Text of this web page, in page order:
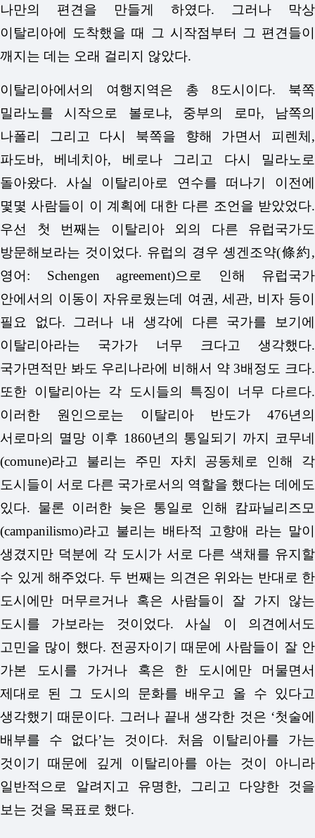
나만의 편견을 만들게 하였다. 그러나 막상
이탈리아에 도착했을 때 그 시작점부터 그 편견들이
깨지는 데는 오래 걸리지 않았다.
이탈리아에서의 여행지역은 총 8도시이다. 북쪽
밀라노를 시작으로 볼로냐, 중부의 로마, 남쪽의
나폴리 그리고 다시 북쪽을 향해 가면서 피렌체,
파도바, 베네치아, 베로나 그리고 다시 밀라노로
돌아왔다. 사실 이탈리아로 연수를 떠나기 이전에
몇몇 사람들이 이 계획에 대한 다른 조언을 받았었다.
우선 첫 번째는 이탈리아 외의 다른 유럽국가도
방문해보라는 것이었다. 유럽의 경우 솅겐조약(條約,
영어: Schengen agreement)으로 인해 유럽국가
안에서의 이동이 자유로웠는데 여권, 세관, 비자 등이
필요 없다. 그러나 내 생각에 다른 국가를 보기에
이탈리아라는 국가가 너무 크다고 생각했다.
국가면적만 봐도 우리나라에 비해서 약 3배정도 크다.
또한 이탈리아는 각 도시들의 특징이 너무 다르다.
이러한 원인으로는 이탈리아 반도가 476년의
서로마의 멸망 이후 1860년의 통일되기 까지 코무네
(comune)라고 불리는 주민 자치 공동체로 인해 각
도시들이 서로 다른 국가로서의 역할을 했다는 데에도
있다. 물론 이러한 늦은 통일로 인해 캄파닐리즈모
(campanilismo)라고 불리는 배타적 고향애 라는 말이
생겼지만 덕분에 각 도시가 서로 다른 색채를 유지할
수 있게 해주었다. 두 번째는 의견은 위와는 반대로 한
도시에만 머무르거나 혹은 사람들이 잘 가지 않는
도시를 가보라는 것이었다. 사실 이 의견에서도
고민을 많이 했다. 전공자이기 때문에 사람들이 잘 안
가본 도시를 가거나 혹은 한 도시에만 머물면서
제대로 된 그 도시의 문화를 배우고 올 수 있다고
생각했기 때문이다. 그러나 끝내 생각한 것은 ‘첫술에
배부를 수 없다’는 것이다. 처음 이탈리아를 가는
것이기 때문에 깊게 이탈리아를 아는 것이 아니라
일반적으로 알려지고 유명한, 그리고 다양한 것을
보는 것을 목표로 했다.